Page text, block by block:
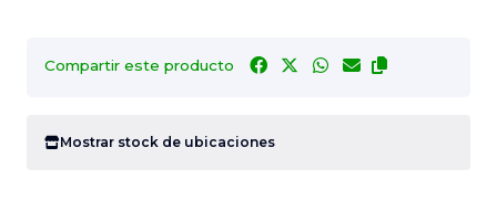
Compartir este producto
Mostrar stock de ubicaciones